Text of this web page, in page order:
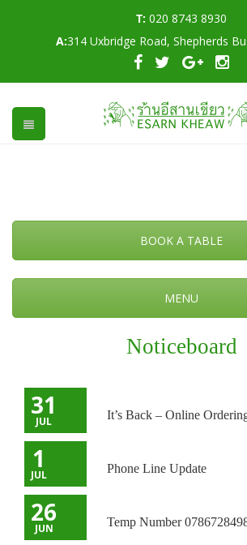
T: 020 8743 8930
A:314 Uxbridge Road, Shepherds
BOOK A TABLE
MENU
Noticeboard
31
JUL It’s Back – Online
1
JUL Phone Line Update
26
JUN Temp Number